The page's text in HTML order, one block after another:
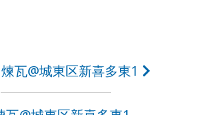
瓦@城東区新喜多東1